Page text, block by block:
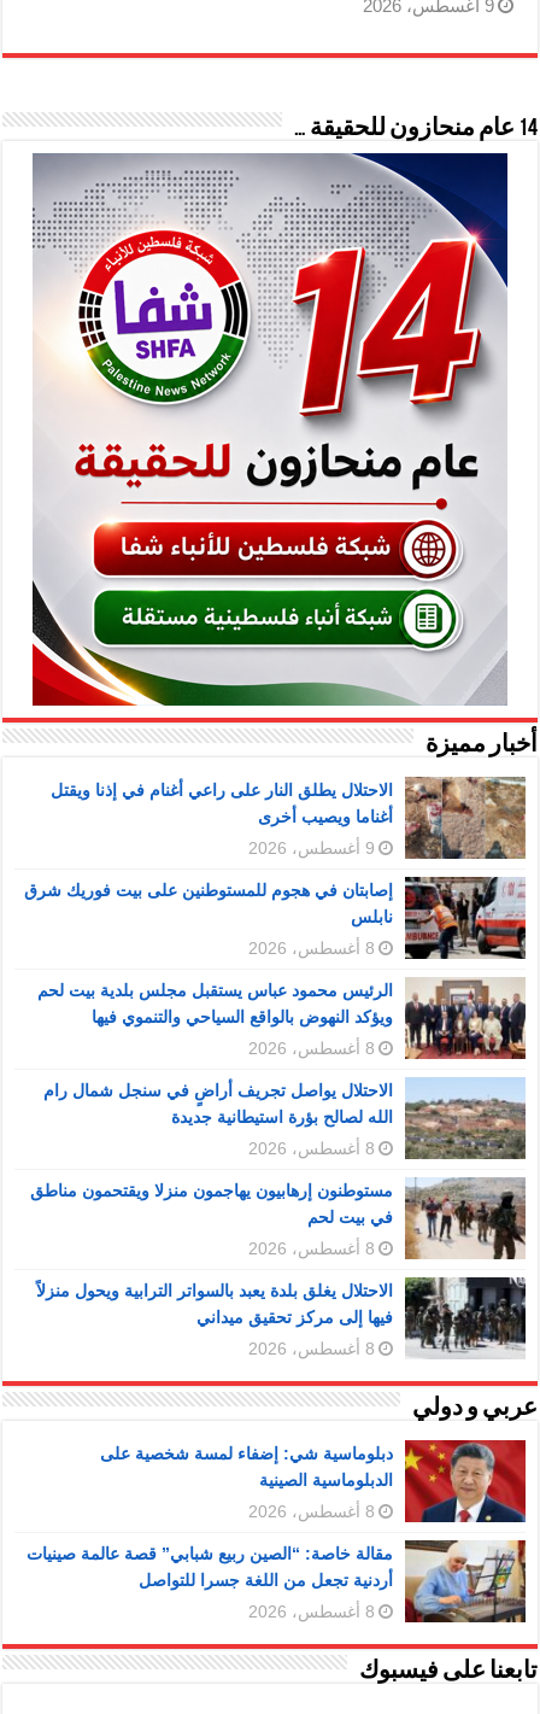
9 أغسطس، 2026
14 عام منحازون للحقيقة …
أخبار مميزة
الاحتلال يطلق النار على راعي أغنام في إذنا ويقتل
أغناما ويصيب أخرى
9 أغسطس، 2026
إصابتان في هجوم للمستوطنين على بيت فوريك شرق
نابلس
8 أغسطس، 2026
الرئيس محمود عباس يستقبل مجلس بلدية بيت لحم
ويؤكد النهوض بالواقع السياحي والتنموي فيها
8 أغسطس، 2026
الاحتلال يواصل تجريف أراضٍ في سنجل شمال رام
الله لصالح بؤرة استيطانية جديدة
8 أغسطس، 2026
مستوطنون إرهابيون يهاجمون منزلا ويقتحمون مناطق
في بيت لحم
8 أغسطس، 2026
الاحتلال يغلق بلدة يعبد بالسواتر الترابية ويحول منزلاً
فيها إلى مركز تحقيق ميداني
8 أغسطس، 2026
عربي و دولي
دبلوماسية شي: إضفاء لمسة شخصية على
الدبلوماسية الصينية
8 أغسطس، 2026
مقالة خاصة: “الصين ربيع شبابي” قصة عالمة صينيات
أردنية تجعل من اللغة جسرا للتواصل
8 أغسطس، 2026
تابعنا على فيسبوك